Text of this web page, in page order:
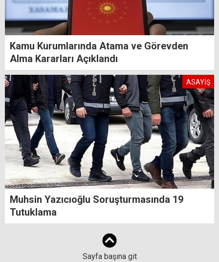
Kamu Kurumlarında Atama ve Görevden
Alma Kararları Açıklandı
ASAYİŞ
Muhsin Yazıcıoğlu Soruşturmasında 19
Tutuklama
Sayfa başına git